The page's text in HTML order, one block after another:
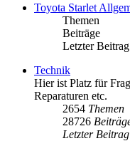
Toyota Starlet
Themen
Beiträge
Letzter Beitrag
Technik
Hier ist Platz für
Reparaturen etc.
2654 Themen
28726
Letzter Beitrag